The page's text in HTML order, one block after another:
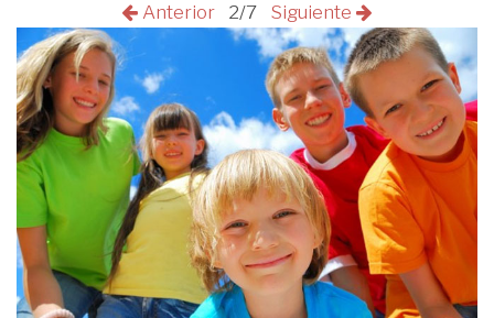
Anterior 2/7 Siguiente